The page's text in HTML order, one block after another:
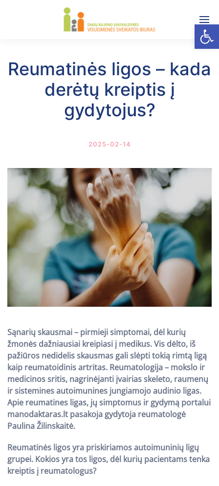
Reumatinės ligos – kada
derėtų kreiptis į
gydytojus?
2025-02-14
Sąnarių skausmai – pirmieji simptomai, dėl kurių
žmonės dažniausiai kreipiasi į medikus. Vis dėlto, iš
pažiūros nedidelis skausmas gali slėpti tokią rimtą ligą
kaip reumatoidinis artritas. Reumatologija – mokslo ir
medicinos sritis, nagrinėjanti įvairias skeleto, raumenų
ir sistemines autoimunines jungiamojo audinio ligas.
Apie reumatines ligas, jų simptomus ir gydymą portalui
manodaktaras.lt pasakoja gydytoja reumatologė
Paulina Žilinskaitė.
Reumatinės ligos yra priskiriamos autoimuninių ligų
grupei. Kokios yra tos ligos, dėl kurių pacientams tenka
kreiptis į reumatologus?